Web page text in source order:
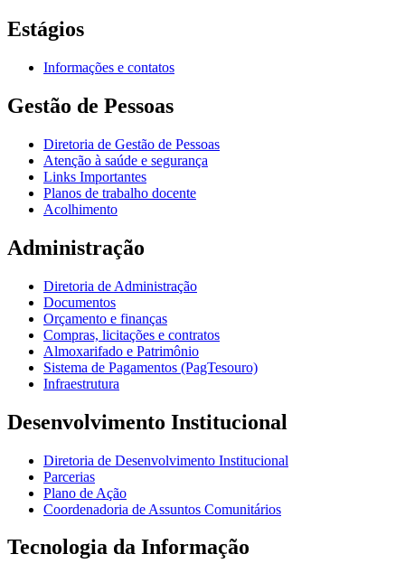
Estágios
Informações e contatos
Gestão de Pessoas
Diretoria de Gestão de Pessoas
Atenção à saúde e segurança
Links Importantes
Planos de trabalho docente
Acolhimento
Administração
Diretoria de Administração
Documentos
Orçamento e finanças
Compras, licitações e contratos
Almoxarifado e Patrimônio
Sistema de Pagamentos (PagTesouro)
Infraestrutura
Desenvolvimento Institucional
Diretoria de Desenvolvimento Institucional
Parcerias
Plano de Ação
Coordenadoria de Assuntos Comunitários
Tecnologia da Informação